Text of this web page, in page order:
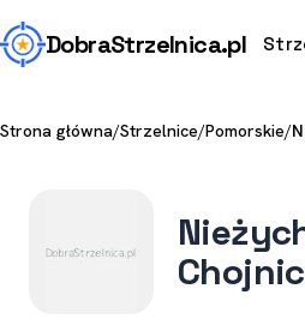
DobraStrzelnica.pl
Strona główna/Strzelnice/Pomorskie/